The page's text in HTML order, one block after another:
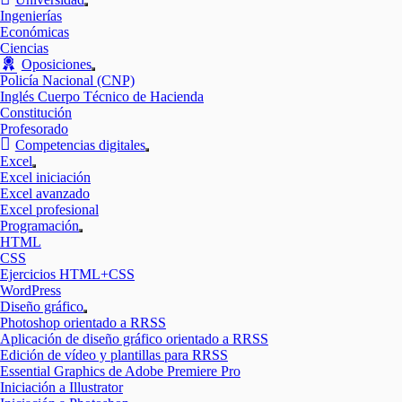
Mostrar
Ingenierías
Económicas
Ciencias
Oposiciones
Mostrar
el
submenú
Policía Nacional (CNP)
Inglés Cuerpo Técnico de Hacienda
Constitución
Profesorado
Competencias digitales
Mostrar
Excel
Mostrar
el
submenú
Excel iniciación
Excel avanzado
Excel profesional
Programación
Mostrar
HTML
CSS
Ejercicios HTML+CSS
WordPress
Diseño gráfico
Mostrar
el
submenú
Photoshop orientado a RRSS
Aplicación de diseño gráfico orientado a RRSS
Edición de vídeo y plantillas para RRSS
Essential Graphics de Adobe Premiere Pro
Iniciación a Illustrator